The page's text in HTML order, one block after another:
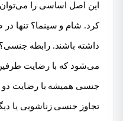
این اصل اساسی را
کرد. شام و سینما؟ تنها
داشته باشند. رابطه جنسی؟
می‌شود که با رضایت طرفین
جنسی همیشه با رضایت دو
تجاوز جنسی زناشویی یا